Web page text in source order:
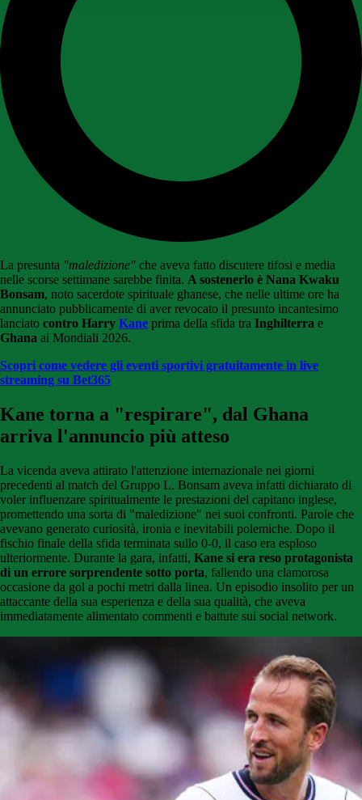
La presunta "maledizione" che aveva fatto discutere tifosi e media
nelle scorse settimane sarebbe finita. A sostenerlo è Nana Kwaku
Bonsam, noto sacerdote spirituale ghanese, che nelle ultime ore ha
annunciato pubblicamente di aver revocato il presunto incantesimo
lanciato contro Harry Kane prima della sfida tra Inghilterra e
Ghana ai Mondiali 2026.
Scopri come vedere gli eventi sportivi gratuitamente in live
streaming su Bet365
Kane torna a "respirare", dal Ghana
arriva l'annuncio più atteso
La vicenda aveva attirato l'attenzione internazionale nei giorni
precedenti al match del Gruppo L. Bonsam aveva infatti dichiarato di
voler influenzare spiritualmente le prestazioni del capitano inglese,
promettendo una sorta di "maledizione" nei suoi confronti. Parole che
avevano generato curiosità, ironia e inevitabili polemiche. Dopo il
fischio finale della sfida terminata sullo 0-0, il caso era esploso
ulteriormente. Durante la gara, infatti, Kane si era reso protagonista
di un errore sorprendente sotto porta, fallendo una clamorosa
occasione da gol a pochi metri dalla linea. Un episodio insolito per un
attaccante della sua esperienza e della sua qualità, che aveva
immediatamente alimentato commenti e battute sui social network.